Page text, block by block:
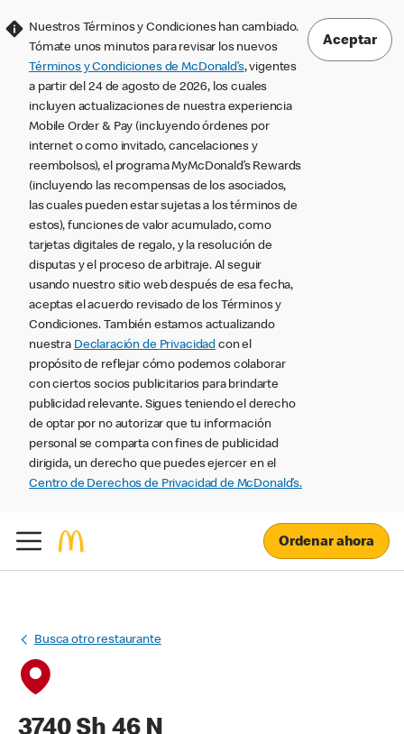
Nuestros Términos y Condiciones han cambiado.
Tómate unos minutos para revisar los nuevos
Términos y Condiciones de McDonald’s, vigentes
a partir del 24 de agosto de 2026, los cuales
incluyen actualizaciones de nuestra experiencia
Mobile Order & Pay (incluyendo órdenes por
internet o como invitado, cancelaciones y
reembolsos), el programa MyMcDonald’s Rewards
(incluyendo las recompensas de los asociados,
las cuales pueden estar sujetas a los términos de
estos), funciones de valor acumulado, como
tarjetas digitales de regalo, y la resolución de
disputas y el proceso de arbitraje. Al seguir
usando nuestro sitio web después de esa fecha,
aceptas el acuerdo revisado de los Términos y
Condiciones. También estamos actualizando
nuestra Declaración de Privacidad con el
propósito de reflejar cómo podemos colaborar
con ciertos socios publicitarios para brindarte
publicidad relevante. Sigues teniendo el derecho
de optar por no autorizar que tu información
personal se comparta con fines de publicidad
dirigida, un derecho que puedes ejercer en el
Centro de Derechos de Privacidad de McDonald’s.
Aceptar
Ordenar ahora
Busca otro restaurante